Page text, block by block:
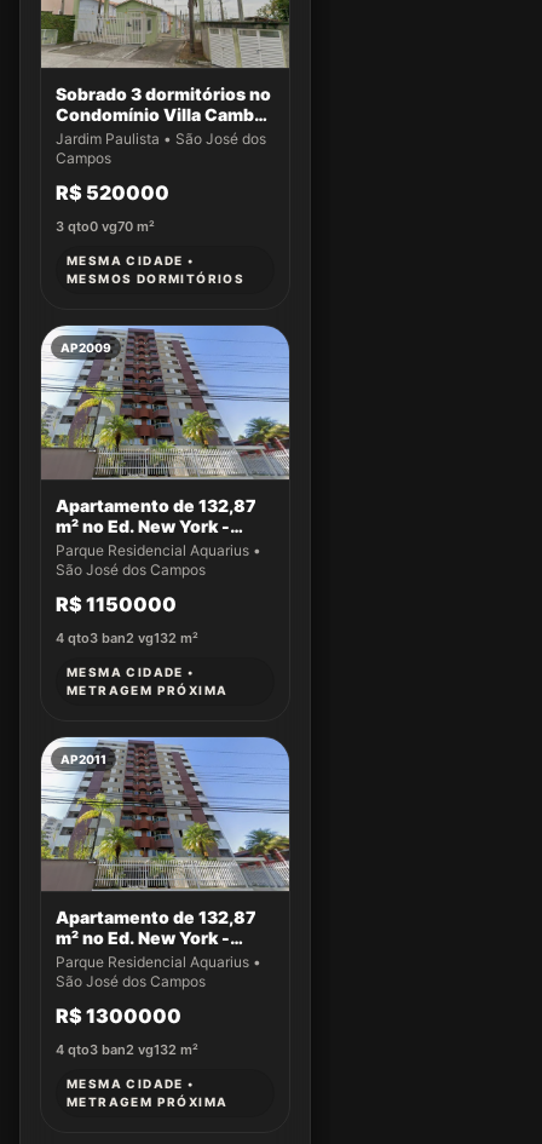
Sobrado 3 dormitórios no
Condomínio Villa Cambuí
- Casa 032
Jardim Paulista • São José dos
Campos
R$ 520000
3 qto0 vg70 m²
MESMA CIDADE •
MESMOS DORMITÓRIOS
AP2009
Apartamento de 132,87
m² no Ed. New York -
Apto 14
Parque Residencial Aquarius •
São José dos Campos
R$ 1150000
4 qto3 ban2 vg132 m²
MESMA CIDADE •
METRAGEM PRÓXIMA
AP2011
Apartamento de 132,87
m² no Ed. New York -
Apto 43
Parque Residencial Aquarius •
São José dos Campos
R$ 1300000
4 qto3 ban2 vg132 m²
MESMA CIDADE •
METRAGEM PRÓXIMA